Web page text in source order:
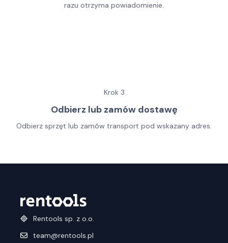
razu otrzyma powiadomienie.
Krok 3
Odbierz lub zamów dostawę
Odbierz sprzęt lub zamów transport pod wskazany adres.
Rentools sp. z o.o.
team@rentools.pl